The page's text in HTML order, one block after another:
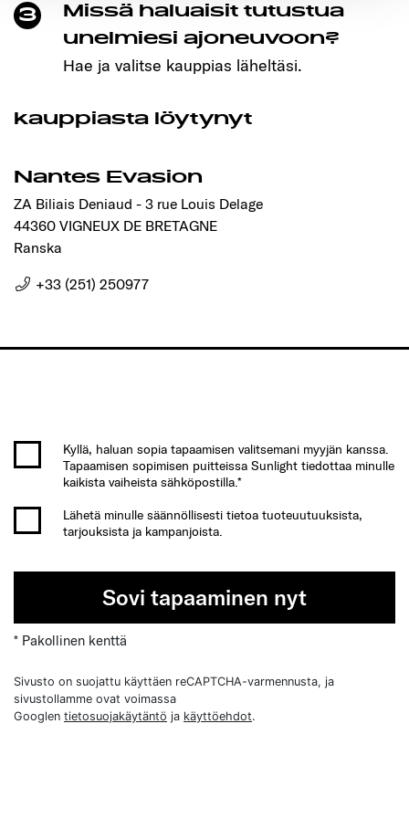
Ermöglichung der Seitennavigation erforderlich sind.
3
Missä haluaisit tutustua
unelmiesi ajoneuvoon?
Hae ja valitse kauppias läheltäsi.
kauppiasta löytynyt
Nantes Evasion
ZA Biliais Deniaud - 3 rue Louis Delage
44360 VIGNEUX DE BRETAGNE
Ranska
+33 (251) 250977
Kyllä, haluan sopia tapaamisen valitsemani myyjän kanssa.
Tapaamisen sopimisen puitteissa Sunlight tiedottaa minulle
kaikista vaiheista sähköpostilla.*
Lähetä minulle säännöllisesti tietoa tuoteuutuuksista,
tarjouksista ja kampanjoista.
Sovi tapaaminen nyt
* Pakollinen kenttä
Sivusto on suojattu käyttäen reCAPTCHA-varmennusta, ja
sivustollamme ovat voimassa
Googlen tietosuojakäytäntö ja käyttöehdot.